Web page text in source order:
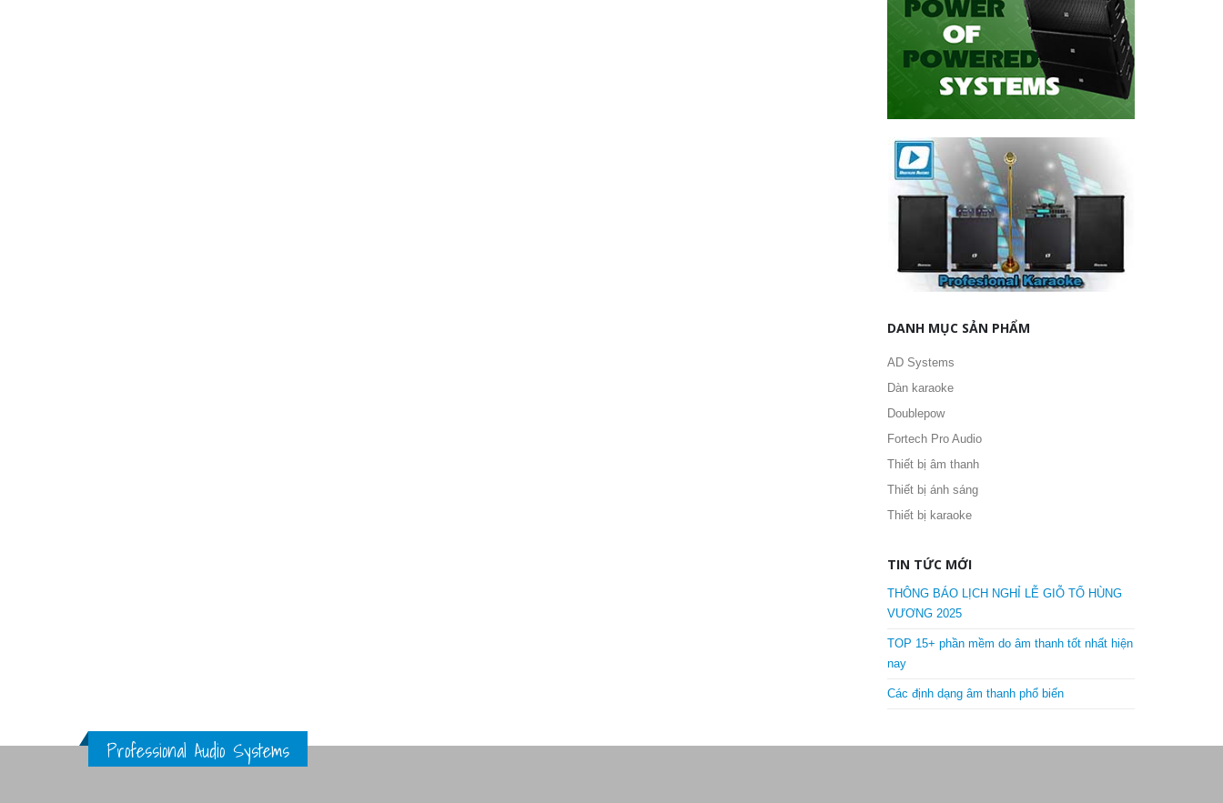
DANH MỤC SẢN PHẨM
AD Systems
Dàn karaoke
Doublepow
Fortech Pro Audio
Thiết bị âm thanh
Thiết bị ánh sáng
Thiết bị karaoke
TIN TỨC MỚI
THÔNG BÁO LỊCH NGHỈ LỄ GIỖ TỔ HÙNG
VƯƠNG 2025
TOP 15+ phần mềm do âm thanh tốt nhất hiện
nay
Các định dạng âm thanh phổ biến
Professional Audio Systems